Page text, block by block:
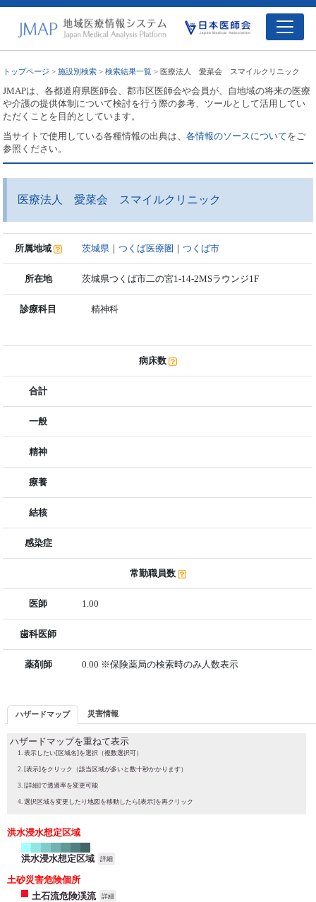
トップページ >施設別検索 >検索結果一覧 > 医療法人 愛菜会 スマイルクリニック
JMAPは、各都道府県医師会、郡市区医師会や会員が、自地域の将来の医療
や介護の提供体制について検討を行う際の参考、ツールとして活用してい
ただくことを目的としています。
当サイトで使用している各種情報の出典は、各情報のソースについてをご
参照ください。
医療法人 愛菜会 スマイルクリニック
所属地域 茨城県 ｜つくば医療圏 ｜つくば市
所在地 茨城県つくば市二の宮1-14-2MSラウンジ1F
診療科目 精神科
病床数
合計
一般
精神
療養
結核
感染症
常勤職員数
医師 1.00
歯科医師
薬剤師 0.00 ※保険薬局の検索時のみ人数表示
ハザードマップ 災害情報
ハザードマップを重ねて表示
表示したい[区域名]を選択（複数選択可）
[表示]をクリック（該当区域が多いと数十秒かかります）
[詳細]で透過率を変更可能
選択区域を変更したり地図を移動したら[表示]を再クリック
洪水浸水想定区域
洪水浸水想定区域 詳細
土砂災害危険個所
土石流危険渓流
詳細